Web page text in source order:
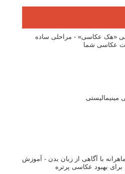
«هک عکاسی» - مراحلی ساده
عکاسی شما
مینیمالیستی
با آگاهی از زبان بدن - آموزش